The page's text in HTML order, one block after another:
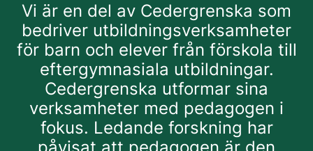
Vi är en del av Cedergrenska som
bedriver utbildningsverksamheter
för barn och elever från förskola till
eftergymnasiala utbildningar.
Cedergrenska utformar sina
verksamheter med pedagogen i
fokus. Ledande forskning har